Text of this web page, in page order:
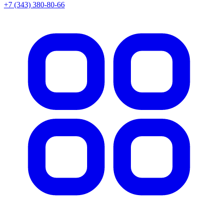
+7 (343) 380-80-66